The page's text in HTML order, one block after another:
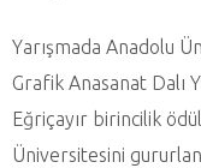
Yarışmada Anadolu
Grafik Anasanat Dalı
Eğriçayır birincilik
Üniversitesini